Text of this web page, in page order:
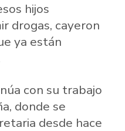
hijos
drogas, cayeron
ya están
con su trabajo
donde se
desde hace